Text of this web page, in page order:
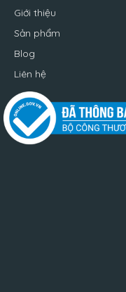
Giới thiệu
Sản phẩm
Blog
Liên hệ